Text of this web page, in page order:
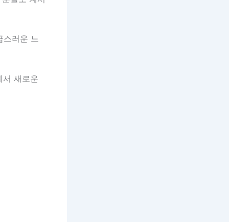
스러운 느
서 새로운